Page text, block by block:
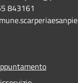
843161